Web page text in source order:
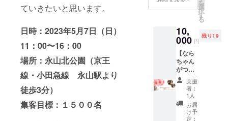
ていきたいと思います。
日時：2023年5月7日（日）
11：00〜16：00
場所：永山北公園（京王
線・小田急線 永山駅より
徒歩3分）
集客目標：１５００名
✼••┈┈••
✼••┈┈••
✼ 《リ
ターン
提供・
施行責
任者》
主催・
運営
新井
晴佳 ・
サービ
ス内容
に関す
✼••┈┈••
✼••┈┈••
✼••┈┈••
✼ 《リ
ターン
提供・
施行責
任者》
主催・
運営
大高
瑞希 ・
サービ
ス内容
いてみ
方、ど
なたで
も♪
パート
ナー欲
しい
方、赤
ちゃん
欲しい
方♪ 子
どもが
のご縁
が繋が
りサ
ポート
が受け
られま
す。 5
月中旬
以降、
鑑定書
PDFを
多少傷
つくか
もしれ
ません
が 最短
スピー
ドで悩
みを解
決しま
す！！
裏の顔
製品を
使わな
や野菜
を中心
にした
マクロ
ビを現
代人に
合わせ
て「ゆ
るく・
楽し
く・美
味し
を
選
択
す
る
10,
000 円
残り19
【なら
ちゃん
がつく
る一輪
挿し 2
本セッ
ト】
Wood
Artist
支援
者：
1人
お届
け予
定：